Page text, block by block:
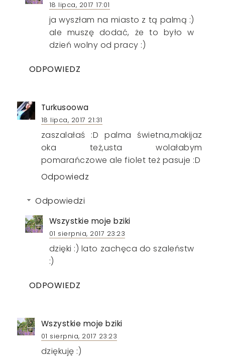
18 lipca, 2017 17:01
ja wyszłam na miasto z tą palmą :)
ale muszę dodać, że to było w
dzień wolny od pracy :)
ODPOWIEDZ
Turkusoowa
18 lipca, 2017 21:31
zaszalałaś :D palma świetna,makijaz
oka też,usta wolałabym
pomarańczowe ale fiolet też pasuje :D
Odpowiedz
Odpowiedzi
Wszystkie moje bziki
01 sierpnia, 2017 23:23
dzięki :) lato zachęca do szaleństw
:)
ODPOWIEDZ
Wszystkie moje bziki
01 sierpnia, 2017 23:23
dziękuję :)